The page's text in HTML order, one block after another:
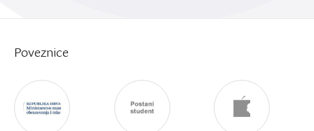
Poveznice